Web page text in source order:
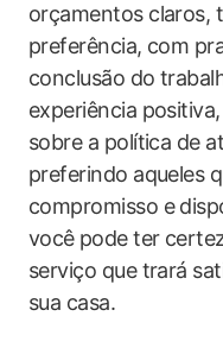
orçamentos claros,
preferência, com
conclusão do
experiência
sobre a política de
preferindo aqueles
compromisso ​e
você⁢ pode ter‌
serviço que trará
sua casa.